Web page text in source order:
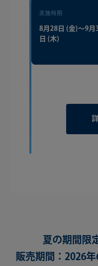
実施時期
8月28日 (金)〜9月
日 (木)
夏の期間限
販売期間：2026